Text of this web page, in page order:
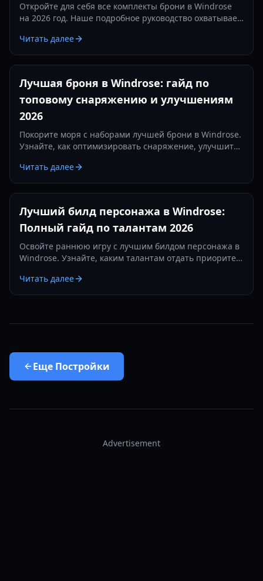
Откройте для себя все комплекты брони в Windrose
на 2026 год. Наше подробное руководство охватывает
для всех стилей игры.
Читать далее
Лучшая броня в Windrose: гайд по
топовому снаряжению и улучшениям
2026
Покорите моря с наборами лучшей брони в Windrose.
Узнайте, как оптимизировать снаряжение, улучшить
боссами в 2026 году.
Читать далее
Лучший билд персонажа в Windrose:
Полный гайд по талантам 2026
Освойте раннюю игру с лучшим билдом персонажа в
Windrose. Узнайте, каким талантам отдать приоритет
сбора ресурсов.
Читать далее
Еще Постройки
Advertisement